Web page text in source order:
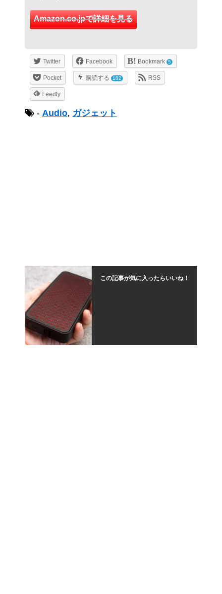
Amazon.co.jpで詳細を見る
Twitter Facebook Bookmark 5
Pocket 購読する 182 RSS
Feedly
- Audio, ガジェット
この記事が気に入ったらいいね！